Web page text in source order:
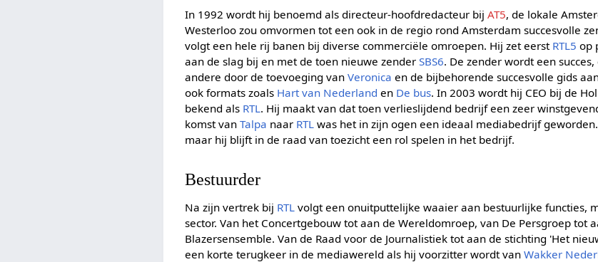
In 1992 wordt hij benoemd als directeur-hoofdredacteur bijAT5, de lokale
Westerloo zou omvormen tot een ook in de regio rond Amsterdam succesvolle
volgt een hele rij banen bij diverse commerciële omroepen. Hij zet eerst RTL5 op
aan de slag bij en met de toen nieuwe zenderSBS6. De zender wordt een
andere door de toevoeging vanVeronica en de bijbehorende succesvolle gids
ook formats zoals Hart van Nederland en De bus. In 2003 wordt hij CEO bij de
bekend als RTL. Hij maakt van dat toen verlieslijdend bedrijf een zeer
komst vanTalpa naar RTL was het in zijn ogen een ideaal mediabedrijf
maar hij blijft in de raad van toezicht een rol spelen in het bedrijf.
Bestuurder
Na zijn vertrek bij RTL volgt een onuitputtelijke waaier aan bestuurlijke functies,
sector. Van het Concertgebouw tot aan de Wereldomroep, van De Persgroep tot
Blazersensemble. Van de Raad voor de Journalistiek tot aan de stichting 'Het
een korte terugkeer in de mediawereld als hij voorzitter wordt vanWakker